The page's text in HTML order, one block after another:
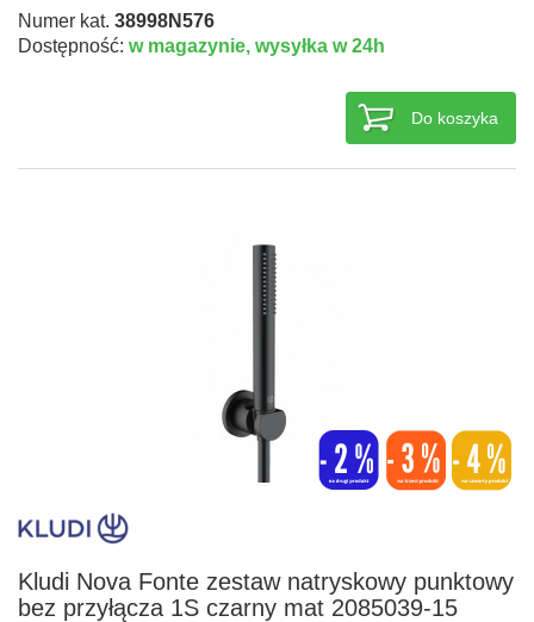
Numer kat. 38998N576
Dostępność: w magazynie, wysyłka w 24h
Do koszyka
Kludi Nova Fonte zestaw natryskowy punktowy
bez przyłącza 1S czarny mat 2085039-15